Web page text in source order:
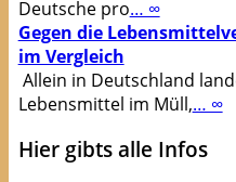
Deutsche pro… ∞
Gegen die
im Vergleich
Allein in Deutschland
Lebensmittel im Müll,… ∞
Hier gibts alle Infos